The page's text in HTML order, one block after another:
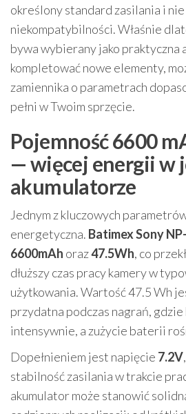
określony standard zasilania i
niekompatybilności. Właśnie
bywa wybierany jako praktyczna
kompletować nowe elementy,
zamiennika o parametrach
pełni w Twoim sprzęcie.
Pojemność 6600
— więcej energii w
akumulatorze
Jednym z kluczowych
energetyczna. Batimex Sony
6600mAh oraz47.5Wh, co
dłuższy czas pracy kamery w
użytkowania. Wartość 47.5 Wh
przydatna podczas nagrań,
intensywnie, a zużycie baterii
Dopełnieniem jest napięcie 7.2V
stabilność zasilania w trakcie
akumulator może stanowić